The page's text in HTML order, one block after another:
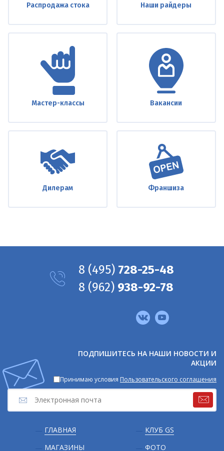
Распродажа стока Наши райдеры
Мастер-классы Вакансии
Дилерам Франшиза
Подвал
ГЛАВНАЯ
МАГАЗИНЫ
КЛУБ GS
ФОТО
ПОДПИШИТЕСЬ НА НАШИ НОВОСТИ И
АКЦИИ
Принимаю условия Пользовательского соглашения
8 (495) 728-25-48
8 (962) 938-92-78